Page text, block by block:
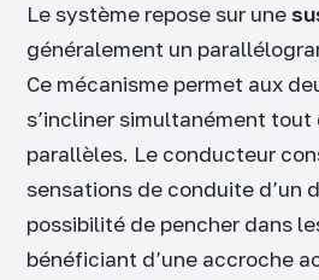
Le système repose sur une
généralement un
Ce mécanisme permet aux
s’incliner simultanément tout
parallèles. Le conducteur
sensations de conduite d’un
possibilité de pencher dans
bénéficiant d’une accroche